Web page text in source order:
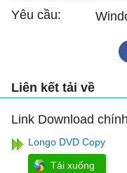
Yêu cầu:
Liên kết tải về
Link Download
Longo DVD Copy
Tải xuống